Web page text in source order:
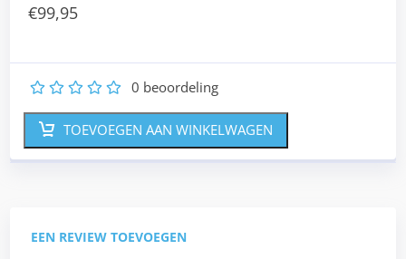
€99,95
5
4
3
2 0 beoordeling
TOEVOEGEN AAN WINKELWAGEN
EEN REVIEW TOEVOEGEN